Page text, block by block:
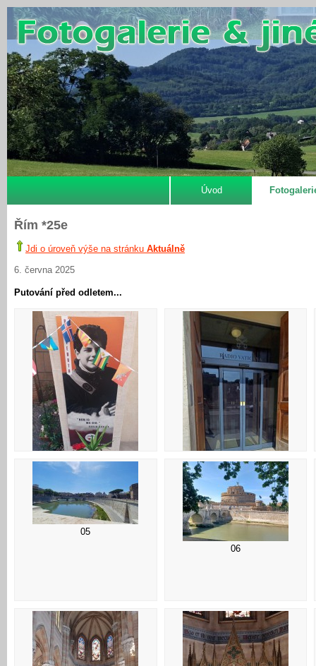
Úvod
Řím *25e
Jdi o úroveň výše na stránku Aktuálně
6. června 2025
Putování před odletem...
01
02
05
06